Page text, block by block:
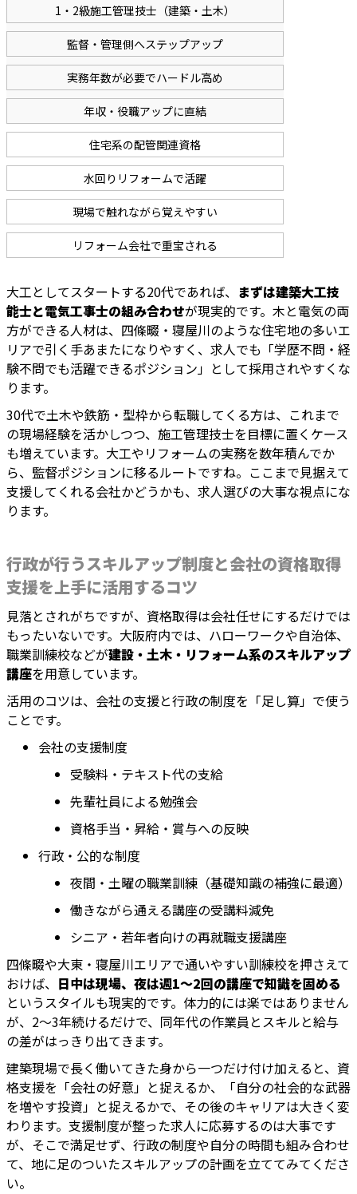
1・2級施工管理技士（建築・土木）
監督・管理側へステップアップ
実務年数が必要でハードル高め
年収・役職アップに直結
住宅系の配管関連資格
水回りリフォームで活躍
現場で触れながら覚えやすい
リフォーム会社で重宝される
大工としてスタートする20代であれば、 まずは建築大工技
能士と電気工事士の組み合わせが現実的です。木と電気の両
方ができる人材は、四條畷・寝屋川のような住宅地の多いエ
リアで引く手あまたになりやすく、求人でも「学歴不問・経
験不問でも活躍できるポジション」として採用されやすくな
ります。
30代で土木や鉄筋・型枠から転職してくる方は、これまで
の現場経験を活かしつつ、施工管理技士を目標に置くケース
も増えています。大工やリフォームの実務を数年積んでか
ら、監督ポジションに移るルートですね。ここまで見据えて
支援してくれる会社かどうかも、求人選びの大事な視点にな
ります。
行政が行うスキルアップ制度と会社の資格取得
支援を上手に活用するコツ
見落とされがちですが、資格取得は会社任せにするだけでは
もったいないです。大阪府内では、ハローワークや自治体、
職業訓練校などが建設・土木・リフォーム系のスキルアップ
講座を用意しています。
活用のコツは、会社の支援と行政の制度を「足し算」で使う
ことです。
会社の支援制度
受験料・テキスト代の支給
先輩社員による勉強会
資格手当・昇給・賞与への反映
行政・公的な制度
夜間・土曜の職業訓練（基礎知識の補強に最適）
働きながら通える講座の受講料減免
シニア・若年者向けの再就職支援講座
四條畷や大東・寝屋川エリアで通いやすい訓練校を押さえて
おけば、 日中は現場、夜は週1～2回の講座で知識を固める
というスタイルも現実的です。体力的には楽ではありません
が、2～3年続けるだけで、同年代の作業員とスキルと給与
の差がはっきり出てきます。
建築現場で長く働いてきた身から一つだけ付け加えると、資
格支援を「会社の好意」と捉えるか、「自分の社会的な武器
を増やす投資」と捉えるかで、その後のキャリアは大きく変
わります。支援制度が整った求人に応募するのは大事です
が、そこで満足せず、行政の制度や自分の時間も組み合わせ
て、地に足のついたスキルアップの計画を立ててみてくださ
い。